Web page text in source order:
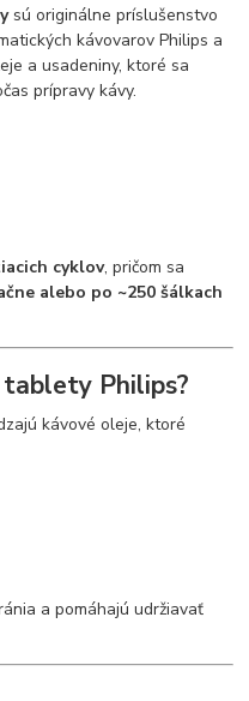
sú originálne príslušenstvo
kávovarov Philips a
a usadeniny, ktoré sa
prípravy kávy.
cyklov, pričom sa
alebo po ~250 šálkach
Philips?
kávové oleje, ktoré
a pomáhajú udržiavať